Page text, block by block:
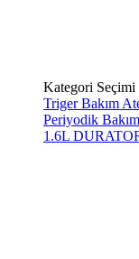
Kategori Seçimi
Triger Bakım
Periyodik Bakım
1.6L